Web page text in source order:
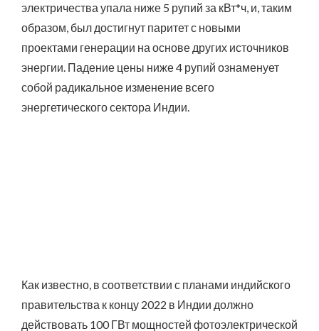
электричества упала ниже 5 рупий за кВт*ч, и, таким
образом, был достигнут паритет с новыми
проектами генерации на основе других источников
энергии. Падение цены ниже 4 рупий ознаменует
собой радикальное изменение всего
энергетического сектора Индии.
Как известно, в соответствии с планами индийского
правительства к концу 2022 в Индии должно
действовать 100 ГВт мощностей фотоэлектрической